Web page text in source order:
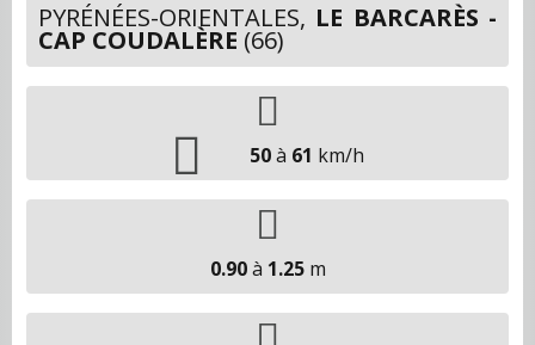
PYRÉNÉES-ORIENTALES, LE BARCARÈS -
CAP COUDALÈRE (66)
50à 61 km/h
0.90à 1.25m